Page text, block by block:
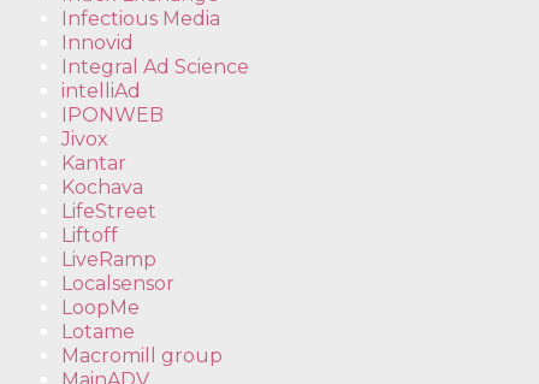
Infectious Media
Innovid
Integral Ad Science
intelliAd
IPONWEB
Jivox
Kantar
Kochava
LifeStreet
Liftoff
LiveRamp
Localsensor
LoopMe
Lotame
Macromill group